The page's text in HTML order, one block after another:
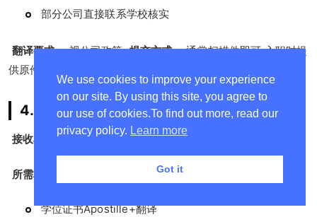
部分公司直接联系学校核实
翻译要求 ：视公司政策 提交方式 ：通常扫描件即可,入职时提
供原件核验
4. 国内高校/科研机构任职
接收单位 ：大学人事处/科研机构
所需材料
学位证书Apostille+翻译
We use cookies to improve your experience
on our site. By using this site, you agree to
our use of cookies.To find out more, read our
privacy policy. Learn more
Got it